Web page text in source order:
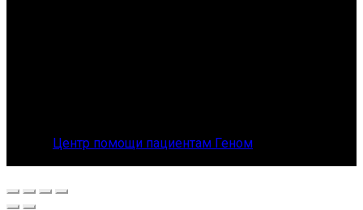
Центр помощи пациентам Геном